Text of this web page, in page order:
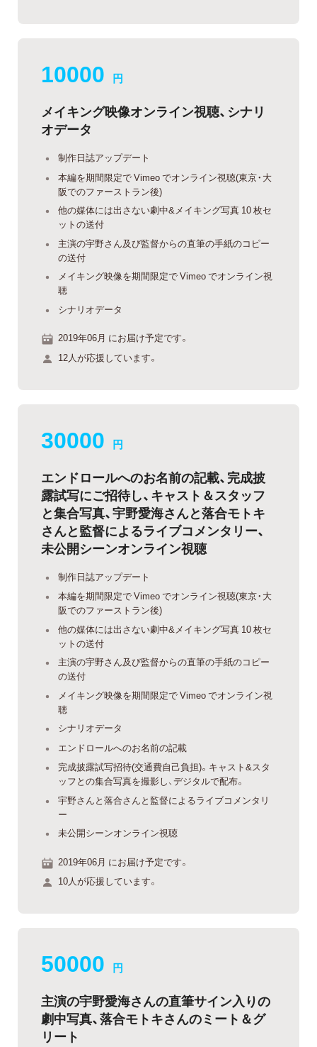
10000 円
メイキング映像オンライン視聴、シナリ
オデータ
制作日誌アップデート
本編を期間限定で Vimeo でオンライン視聴(東京・大
阪でのファーストラン後)
他の媒体には出さない劇中&メイキング写真 10 枚セ
ットの送付
主演の宇野さん及び監督からの直筆の手紙のコピー
の送付
メイキング映像を期間限定で Vimeo でオンライン視
聴
シナリオデータ
2019年06月 にお届け予定です。
12人が応援しています。
30000 円
エンドロールへのお名前の記載、完成披
露試写にご招待し、キャスト＆スタッフ
と集合写真、宇野愛海さんと落合モトキ
さんと監督によるライブコメンタリー、
未公開シーンオンライン視聴
制作日誌アップデート
本編を期間限定で Vimeo でオンライン視聴(東京・大
阪でのファーストラン後)
他の媒体には出さない劇中&メイキング写真 10 枚セ
ットの送付
主演の宇野さん及び監督からの直筆の手紙のコピー
の送付
メイキング映像を期間限定で Vimeo でオンライン視
聴
シナリオデータ
エンドロールへのお名前の記載
完成披露試写招待(交通費自己負担)。キャスト&スタ
ッフとの集合写真を撮影し、デジタルで配布。
宇野さんと落合さんと監督によるライブコメンタリ
ー
未公開シーンオンライン視聴
2019年06月 にお届け予定です。
10人が応援しています。
50000 円
主演の宇野愛海さんの直筆サイン入りの
劇中写真、落合モトキさんのミート＆グ
リート